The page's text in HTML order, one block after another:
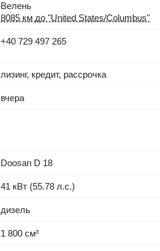
Велень
8085 км до "United States/Columbus"
+40 729 497 265
лизинг, кредит, рассрочка
вчера
Doosan D 18
41 кВт (55.78 л.с.)
дизель
1 800 см³